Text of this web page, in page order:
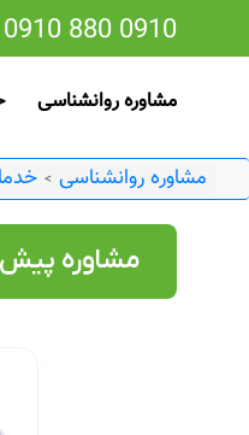
880 0910
مشاوره روانشناسی
مشاوره روانشناسی >
مشاوره پیش